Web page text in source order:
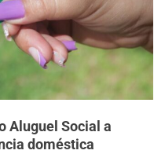
Aluguel Social a
doméstica